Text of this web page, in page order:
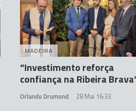
MADEIRA
“Investimento reforça
confiança na Ribeira
Orlando Drumond 28 Mai 16:33